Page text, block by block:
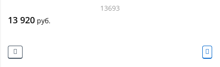
13693
13 920 руб.